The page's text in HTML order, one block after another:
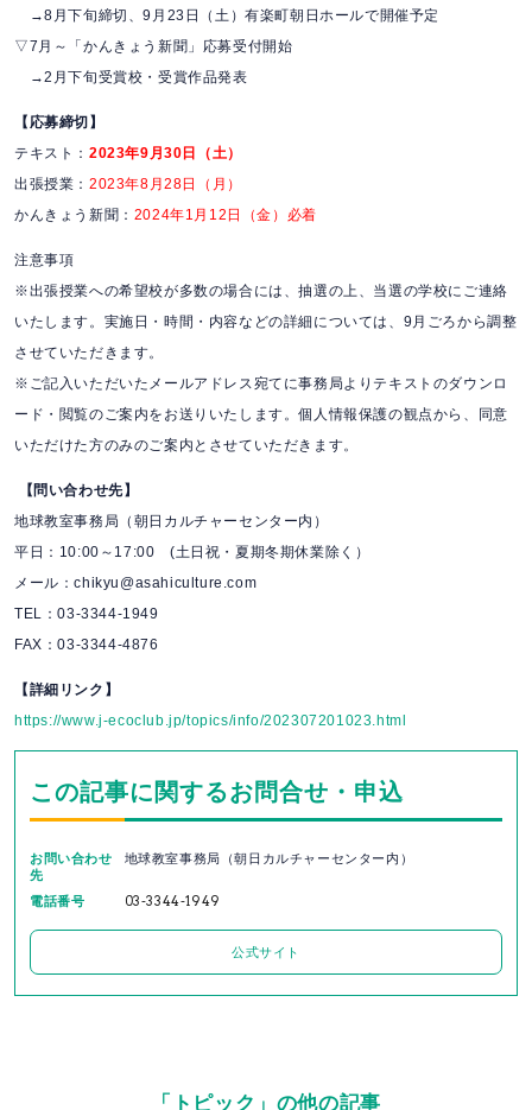
→8月下旬締切、9月23日（土）有楽町朝日ホールで開催予定
▽7月～「かんきょう新聞」応募受付開始
→2月下旬受賞校・受賞作品発表
【応募締切】
テキスト： 2023年9月30日（土）
出張授業： 2023年8月28日（月）
かんきょう新聞： 2024年1月12日（金）必着
注意事項
※出張授業への希望校が多数の場合には、抽選の上、当選の学校にご連絡
いたします。実施日・時間・内容などの詳細については、9月ごろから調整
させていただきます。
※ご記入いただいたメールアドレス宛てに事務局よりテキストのダウンロ
ード・閲覧のご案内をお送りいたします。個人情報保護の観点から、同意
いただけた方のみのご案内とさせていただきます。
【問い合わせ先】
地球教室事務局（朝日カルチャーセンター内）
平日：10:00～17:00 (土日祝・夏期冬期休業除く）
メール：chikyu@asahiculture.com
TEL：03-3344-1949
FAX：03-3344-4876
【詳細リンク】
https://www.j-ecoclub.jp/topics/info/202307201023.html
この記事に関するお問合せ・申込
お問い合わせ
先
地球教室事務局（朝日カルチャーセンター内）
電話番号 03-3344-1949
公式サイト
「トピック」の他の記事